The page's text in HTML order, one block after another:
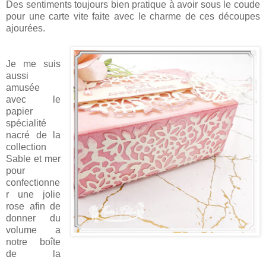
Des sentiments toujours bien pratique à avoir sous le coude
pour une carte vite faite avec le charme de ces découpes
ajourées.
Je me suis
aussi
amusée
avec le
papier
spécialité
nacré de la
collection
Sable et mer
pour
confectionne
r une jolie
rose afin de
donner du
volume a
notre boîte
de la